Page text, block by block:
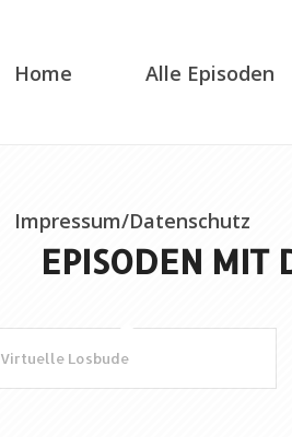
Home Alle Episoden
Impressum/Datenschutz
EPISODEN MIT
Virtuelle Losbude